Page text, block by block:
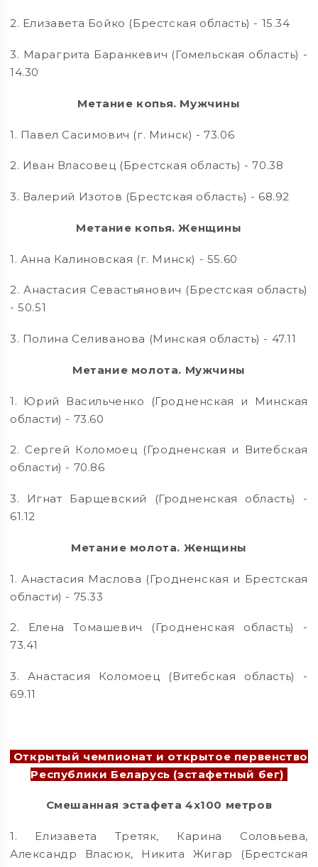
2. Елизавета Бойко (Брестская область) - 15.34
3. Марагрита Баранкевич (Гомельская область) -
14.30
Метание копья. Мужчины
1. Павел Сасимович (г. Минск) - 73.06
2. Иван Власовец (Брестская область) - 70.38
3. Валерий Изотов (Брестская область) - 68.92
Метание копья. Женщины
1. Анна Калиновская (г. Минск) - 55.60
2. Анастасия Севастьянович (Брестская область)
- 50.51
3. Полина Селиванова (Минская область) - 47.11
Метание молота. Мужчины
1. Юрий Васильченко (Гродненская и Минская
области) - 73.60
2. Сергей Коломоец (Гродненская и Витебская
области) - 70.86
3. Игнат Барщевский (Гродненская область) -
61.12
Метание молота. Женщины
1. Анастасия Маслова (Гродненская и Брестская
области) - 75.33
2. Елена Томашевич (Гродненская область) -
73.41
3. Анастасия Коломоец (Витебская область) -
69.11
Открытый чемпионат и открытое первенство
Республики Беларусь (эстафетный бег)
Смешанная эстафета 4х100 метров
1. Елизавета Третяк, Карина Соловьева,
Александр Власюк, Никита Жигар (Брестская